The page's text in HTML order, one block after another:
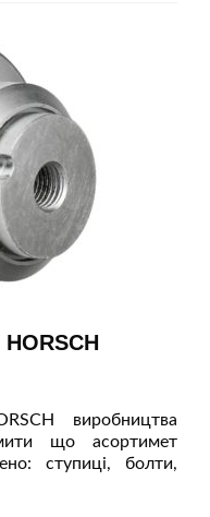
виробництва
що асортимет
ступиці, болти,